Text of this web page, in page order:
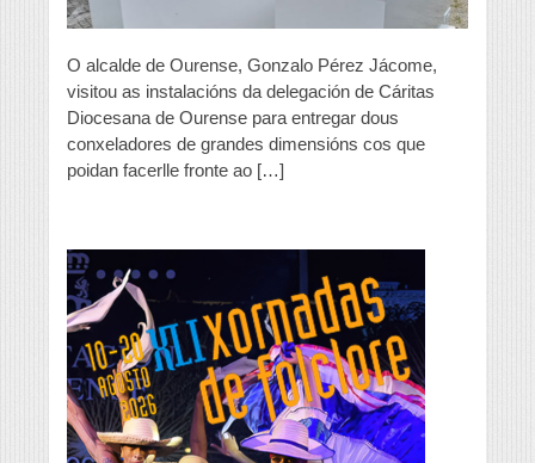
O alcalde de Ourense, Gonzalo Pérez Jácome,
visitou as instalacións da delegación de Cáritas
Diocesana de Ourense para entregar dous
conxeladores de grandes dimensións cos que
poidan facerlle fronte ao […]